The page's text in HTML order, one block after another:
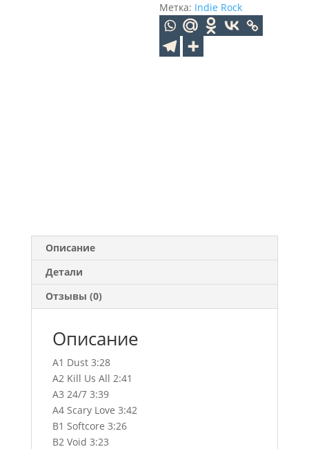
Метка: Indie Rock
Описание
Детали
Отзывы (0)
Описание
A1 Dust 3:28
A2 Kill Us All 2:41
A3 24/7 3:39
A4 Scary Love 3:42
B1 Softcore 3:26
B2 Void 3:23